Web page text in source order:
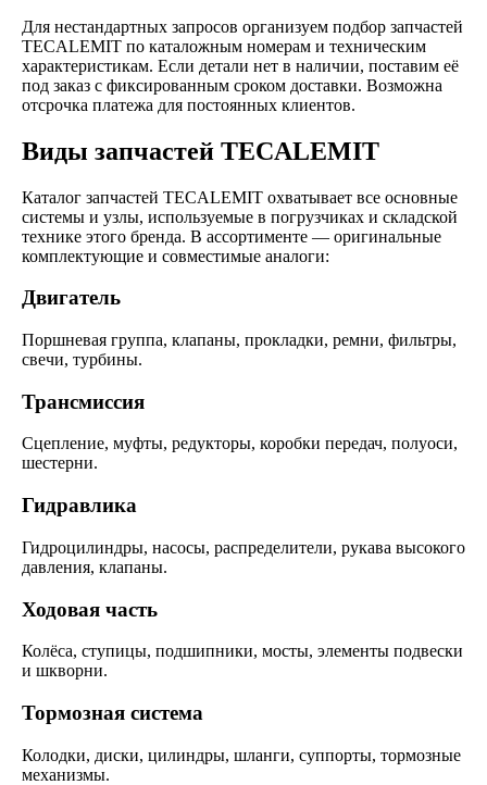
Для нестандартных запросов организуем подбор запчастей
TECALEMIT по каталожным номерам и техническим
характеристикам. Если детали нет в наличии, поставим её
под заказ с фиксированным сроком доставки. Возможна
отсрочка платежа для постоянных клиентов.
Виды запчастей TECALEMIT
Каталог запчастей TECALEMIT охватывает все основные
системы и узлы, используемые в погрузчиках и складской
технике этого бренда. В ассортименте — оригинальные
комплектующие и совместимые аналоги:
Двигатель
Поршневая группа, клапаны, прокладки, ремни, фильтры,
свечи, турбины.
Трансмиссия
Сцепление, муфты, редукторы, коробки передач, полуоси,
шестерни.
Гидравлика
Гидроцилиндры, насосы, распределители, рукава высокого
давления, клапаны.
Ходовая часть
Колёса, ступицы, подшипники, мосты, элементы подвески
и шкворни.
Тормозная система
Колодки, диски, цилиндры, шланги, суппорты, тормозные
механизмы.